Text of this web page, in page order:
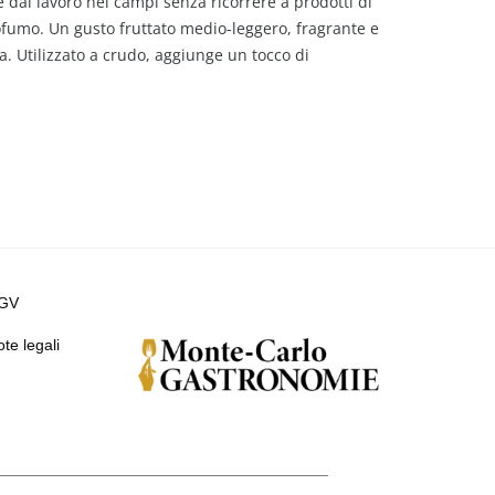
Un gusto fruttato medio-leggero, fragrante e
Utilizzato a crudo, aggiunge un tocco di
legali